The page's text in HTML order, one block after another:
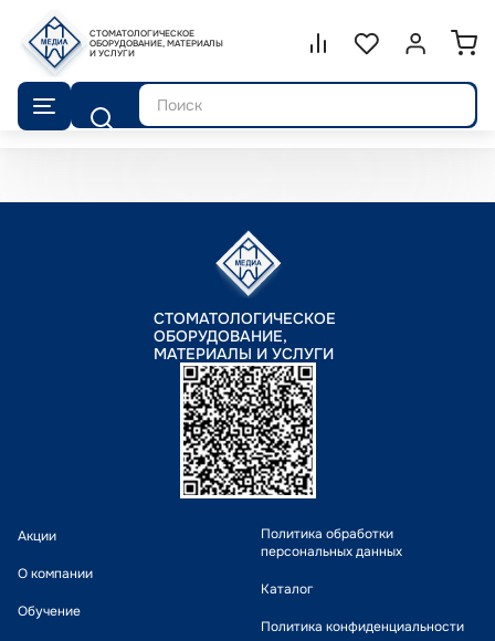
СТОМАТОЛОГИЧЕСКОЕ
ОБОРУДОВАНИЕ, МАТЕРИАЛЫ
И УСЛУГИ
Сравнение.
СписокВойти или
Поиск
СТОМАТОЛОГИЧЕСКОЕ
ОБОРУДОВАНИЕ,
МАТЕРИАЛЫ И УСЛУГИ
Акции
О компании
Обучение
Политика обработки
персональных данных
Каталог
Политика конфиденциальности